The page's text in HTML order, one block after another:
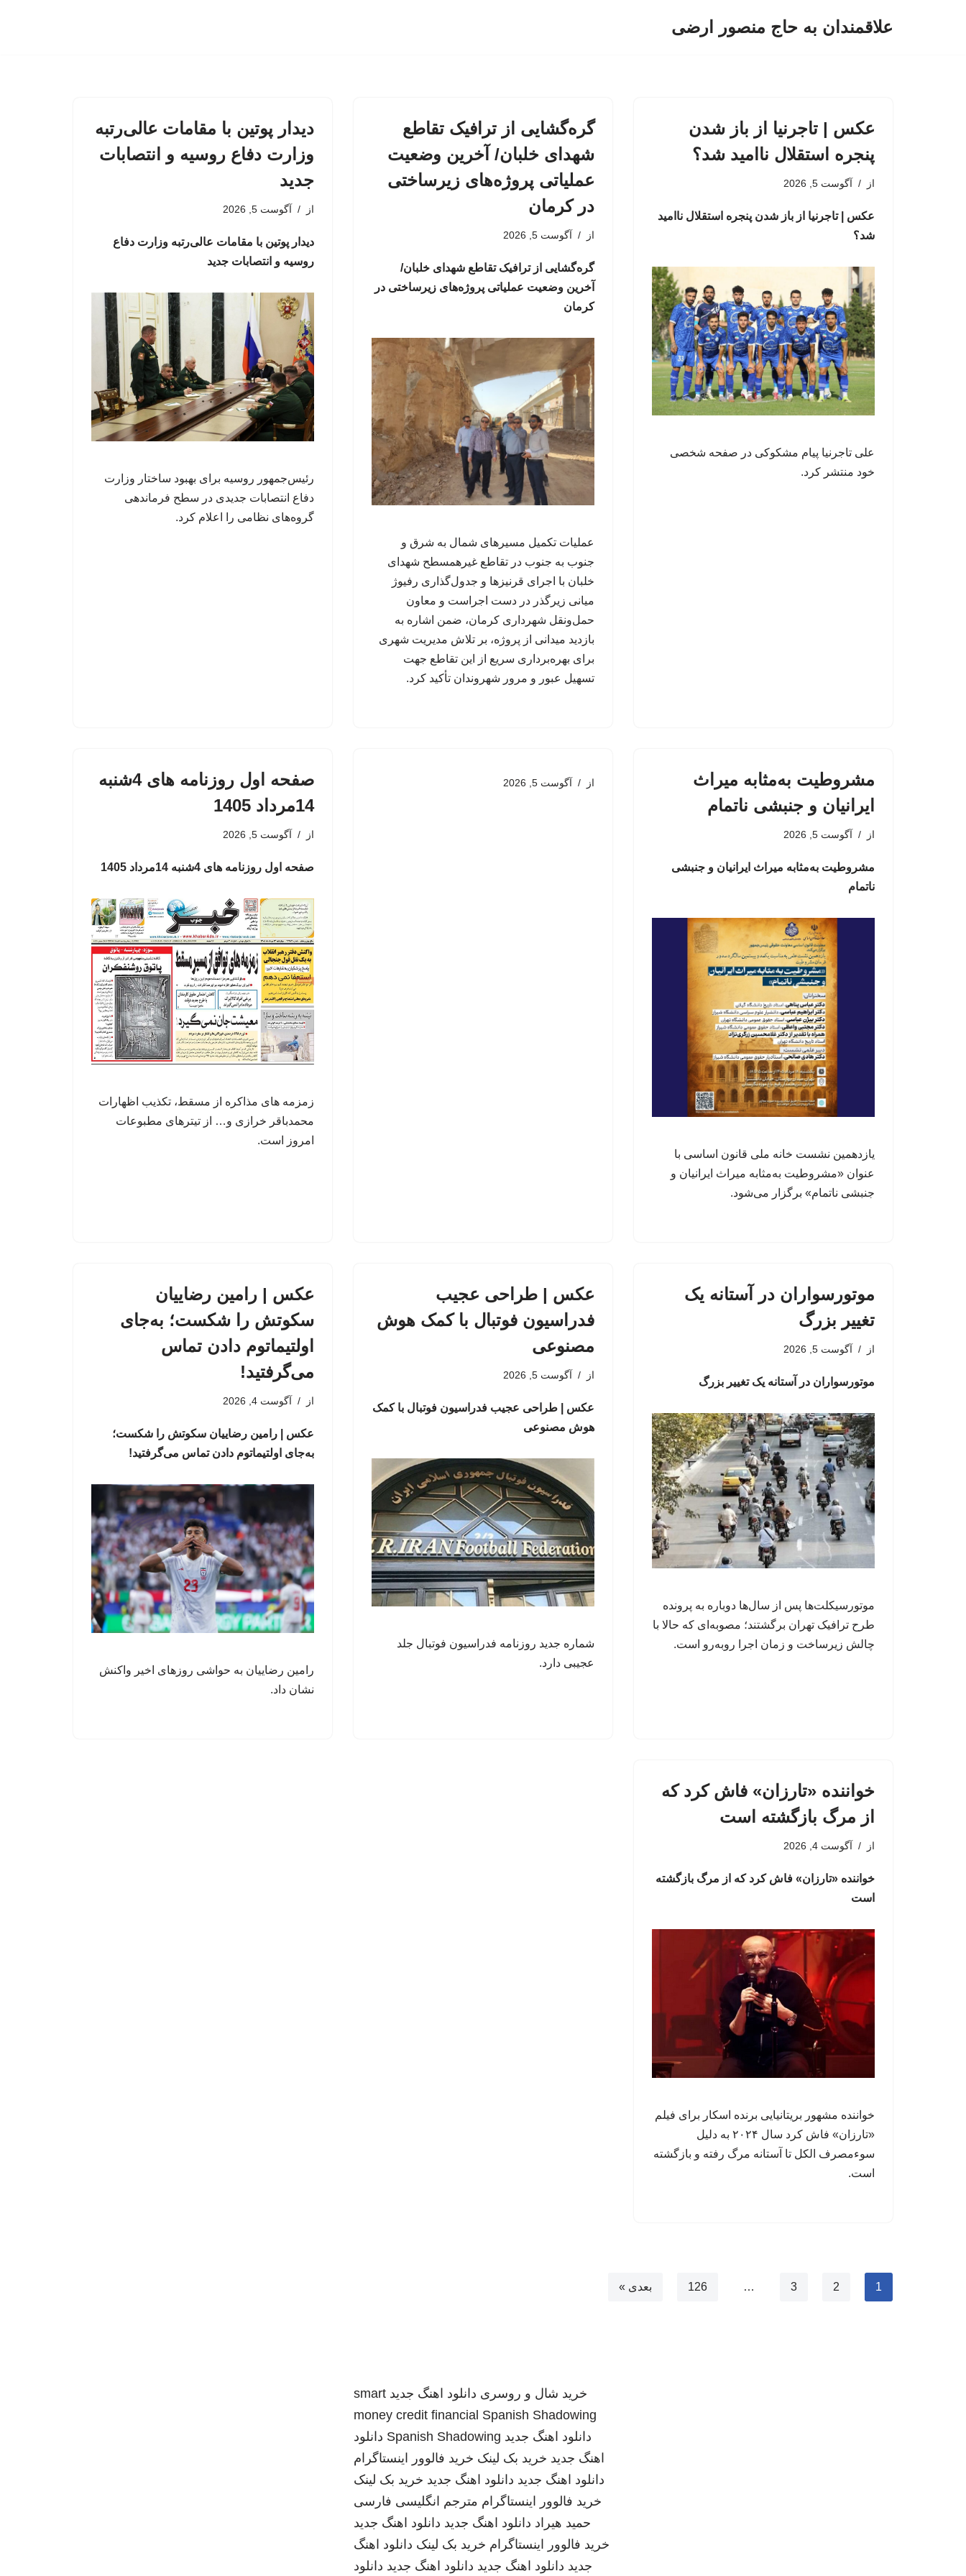
علاقمندان به حاج منصور ارضی
عکس | تاجرنیا از باز شدن
پنجره استقلال ناامید شد؟
از آگوست 5, 2026
عکس | تاجرنیا از باز شدن پنجره استقلال ناامید
شد؟
علی تاجرنیا پیام مشکوکی در صفحه شخصی
خود منتشر کرد.
گره‌گشایی از ترافیک تقاطع
شهدای خلبان/ آخرین وضعیت
عملیاتی پروژه‌های زیرساختی
در کرمان
از آگوست 5, 2026
گره‌گشایی از ترافیک تقاطع شهدای خلبان/
آخرین وضعیت عملیاتی پروژه‌های زیرساختی در
کرمان
عملیات تکمیل مسیرهای شمال به شرق و
جنوب به جنوب در تقاطع غیرهمسطح شهدای
خلبان با اجرای قرنیزها و جدول‌گذاری رفیوژ
میانی زیرگذر در دست اجراست و معاون
حمل‌ونقل شهرداری کرمان، ضمن اشاره به
بازدید میدانی از پروژه، بر تلاش مدیریت شهری
برای بهره‌برداری سریع از این تقاطع جهت
تسهیل عبور و مرور شهروندان تأکید کرد.
دیدار پوتین با مقامات عالی‌رتبه
وزارت دفاع روسیه و انتصابات
جدید
از آگوست 5, 2026
دیدار پوتین با مقامات عالی‌رتبه وزارت دفاع
روسیه و انتصابات جدید
رئیس‌جمهور روسیه برای بهبود ساختار وزارت
دفاع انتصابات جدیدی در سطح فرماندهی
گروه‌های نظامی را اعلام کرد.
مشروطیت به‌مثابه میراث
ایرانیان و جنبشی ناتمام
از آگوست 5, 2026
مشروطیت به‌مثابه میراث ایرانیان و جنبشی
ناتمام
یازدهمین نشست خانه ملی قانون اساسی با
عنوان «مشروطیت به‌مثابه میراث ایرانیان و
جنبشی ناتمام» برگزار می‌شود.
از آگوست 5, 2026
صفحه اول روزنامه های 4شنبه
14مرداد 1405
از آگوست 5, 2026
صفحه اول روزنامه های 4شنبه 14مرداد 1405
زمزمه های مذاکره از مسقط، تکذیب اظهارات
محمدباقر خرازی و… از تیترهای مطبوعات
امروز است.
موتورسواران در آستانه یک
تغییر بزرگ
از آگوست 5, 2026
موتورسواران در آستانه یک تغییر بزرگ
موتورسیکلت‌ها پس از سال‌ها دوباره به پرونده
طرح ترافیک تهران برگشتند؛ مصوبه‌ای که حالا با
چالش زیرساخت و زمان اجرا روبه‌رو است.
عکس | طراحی عجیب
فدراسیون فوتبال با کمک هوش
مصنوعی
از آگوست 5, 2026
عکس | طراحی عجیب فدراسیون فوتبال با کمک
هوش مصنوعی
شماره جدید روزنامه فدراسیون فوتبال جلد
عجیبی دارد.
عکس | رامین رضاییان
سکوتش را شکست؛ به‌جای
اولتیماتوم دادن تماس
می‌گرفتید!
از آگوست 4, 2026
عکس | رامین رضاییان سکوتش را شکست؛
به‌جای اولتیماتوم دادن تماس می‌گرفتید!
رامین رضاییان به حواشی روزهای اخیر واکنش
نشان داد.
خواننده «تارزان» فاش کرد که
از مرگ بازگشته است
از آگوست 4, 2026
خواننده «تارزان» فاش کرد که از مرگ بازگشته
است
خواننده مشهور بریتانیایی برنده اسکار برای فیلم
«تارزان» فاش کرد سال ۲۰۲۴ به دلیل
سوءمصرف الکل تا آستانه مرگ رفته و بازگشته
است.
1
2
3
…
126 بعدی »
خرید شال و روسری دانلود اهنگ جدید smart
money credit financial Spanish Shadowing
دانلود اهنگ جدید Spanish Shadowing دانلود
اهنگ جدید خرید بک لینک خرید فالوور اینستاگرام
دانلود اهنگ جدید دانلود اهنگ جدید خرید بک لینک
خرید فالوور اینستاگرام مترجم انگلیسی فارسی
حمید هیراد دانلود اهنگ جدید دانلود اهنگ جدید
خرید فالوور اینستاگرام خرید بک لینک دانلود اهنگ
جدید دانلود اهنگ جدید دانلود اهنگ جدید دانلود